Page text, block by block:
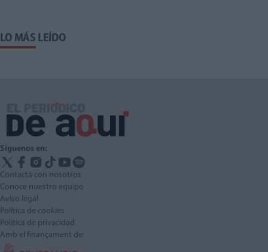
LO MÁS LEÍDO
Síguenos en:
Contacta con nosotros
Conoce nuestro equipo
Aviso legal
Política de cookies
Política de privacidad
Amb el finançament de: